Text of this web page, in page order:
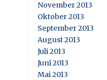
November 2013
Oktober 2013
September 2013
August 2013
Juli 2013
Juni 2013
Mai 2013